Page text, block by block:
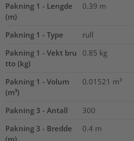
Pakning 1 - Lengde
(m)
0.39 m
Pakning 1 - Type
rull
Pakning 1 - Vekt bru
tto (kg)
0.85 kg
Pakning 1 - Volum
(m³)
0.01521 m³
Pakning 3 - Antall
300
Pakning 3 - Bredde
(m)
0.4 m